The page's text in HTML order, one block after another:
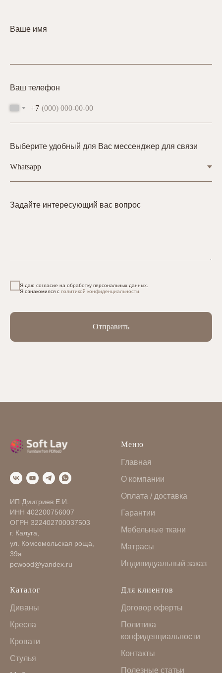
Ваше имя
Ваш телефон
+7
Выберите удобный для Вас мессенджер для связи
Задайте интересующий вас вопрос
Я даю согласие на обработку персональных данных.
Я ознакомился с политикой конфиденциальности.
Отправить
ИП Дмитриев Е.И.
ИНН 402200756007
ОГРН 322402700037503
г. Калуга,
ул. Комсомольская роща,
39а
pcwood@yandex.ru
Меню
Главная
О компании
Оплата / доставка
Гарантии
Мебельные ткани
Матрасы
Индивидуальный заказ
Каталог
Диваны
Кресла
Кровати
Стулья
Для клиентов
Договор оферты
Политика
конфиденциальности
Контакты
Полезные статьи